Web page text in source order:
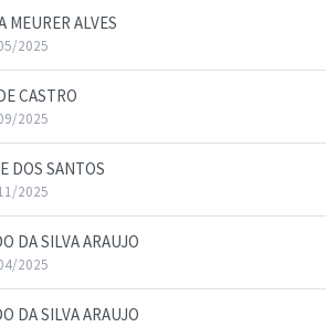
MEURER ALVES
2025
CASTRO
2025
DOS SANTOS
2025
DA SILVA ARAUJO
2025
DA SILVA ARAUJO